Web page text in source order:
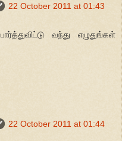
22 October 2011 at 01:43
வந்து எழுதுங்கள்
22 October 2011 at 01:44